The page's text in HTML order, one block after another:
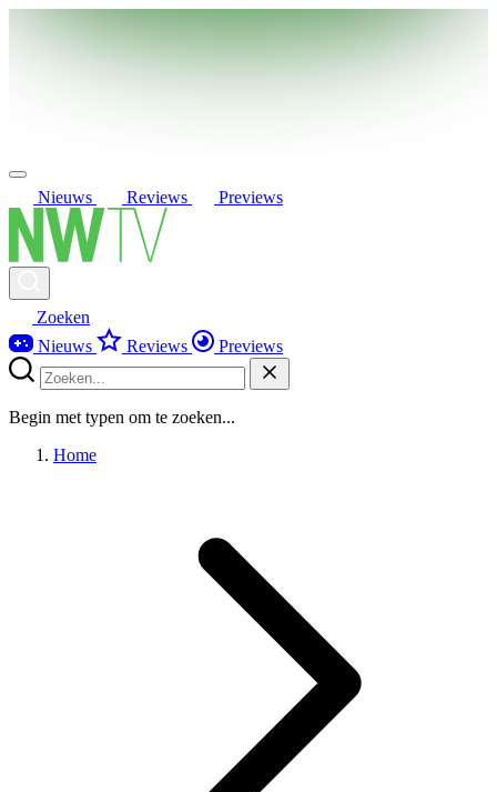
Nieuws Reviews Previews
Zoeken
Nieuws
Reviews Previews
Begin met typen om te zoeken...
Home